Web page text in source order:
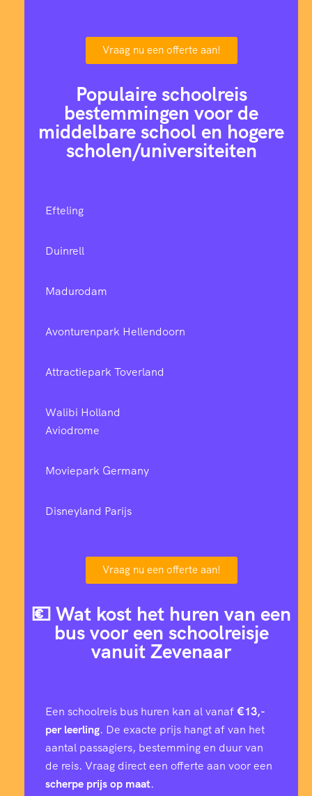
Vraag nu een offerte aan!
Populaire schoolreis
bestemmingen voor de
middelbare school en hogere
scholen/universiteiten
Efteling
Duinrell
Madurodam
Avonturenpark Hellendoorn
Attractiepark Toverland
Walibi Holland
Aviodrome
Moviepark Germany
Disneyland Parijs
Vraag nu een offerte aan!
💶 Wat kost het huren van een
bus voor een schoolreisje
vanuit Zevenaar
Een schoolreis bus huren kan al vanaf€13,-
per leerling. De exacte prijs hangt af van het
aantal passagiers, bestemming en duur van
de reis. Vraag direct een offerte aan voor een
scherpe prijs op maat.